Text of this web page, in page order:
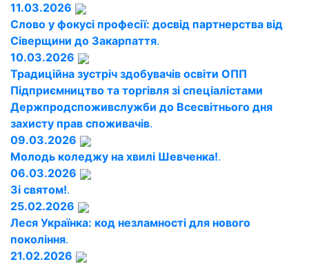
11.03.2026
Слово у фокусі професії: досвід партнерства від
Сіверщини до Закарпаття.
10.03.2026
Традиційна зустріч здобувачів освіти ОПП
Підприємництво та торгівля зі спеціалістами
Держпродспоживслужби до Всесвітнього дня
захисту прав споживачів.
09.03.2026
Молодь коледжу на хвилі Шевченка!.
06.03.2026
Зі святом!.
25.02.2026
Леся Українка: код незламності для нового
покоління.
21.02.2026